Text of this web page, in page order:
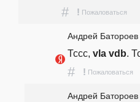
# ! Пожаловаться
Андрей Батороев
Тссс, vla vdb.
# ! Пожаловаться
Андрей Батороев